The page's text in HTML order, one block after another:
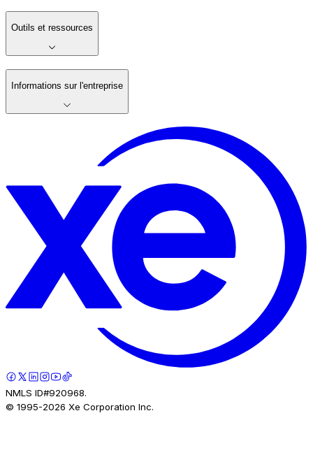
Outils et ressources
Informations sur l'entreprise
NMLS ID#920968.
© 1995-2026 Xe Corporation Inc.